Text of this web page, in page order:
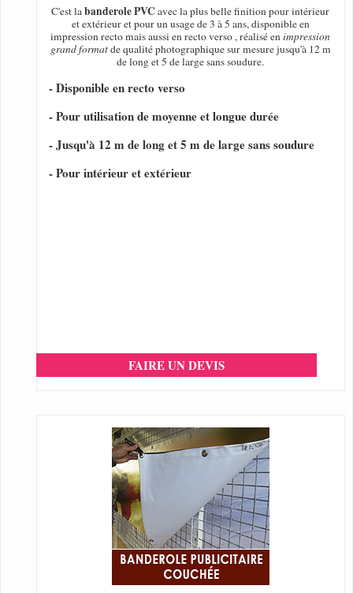
C'est labanderole PVC avec la plus belle finition pour intérieur
et extérieur et pour un usage de 3 à 5 ans, disponible en
impression recto mais aussi en recto verso , réalisé enimpression
grand formatde qualité photographique sur mesure jusqu'à 12 m
de long et 5 de large sans soudure.
- Disponible en recto verso
- Pour utilisation de moyenne et longue durée
- Jusqu'à 12 m de long et 5 m de large sans soudure
- Pour intérieur et extérieur
FAIRE UN DEVIS